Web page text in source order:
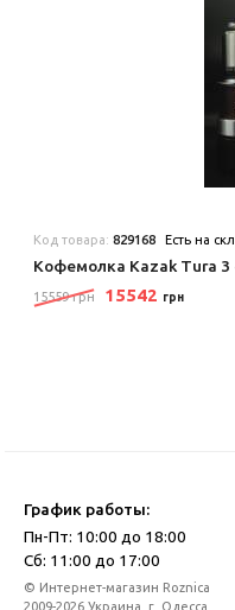
Код товара:829168 Есть на
Кофемолка Kazak Tura 3
15559 грн 15542 грн
График работы:
Пн-Пт: 10:00 до 18:00
Сб: 11:00 до 17:00
© Интернет-магазин Roznica
2009-2026 Украина, г. Одесса